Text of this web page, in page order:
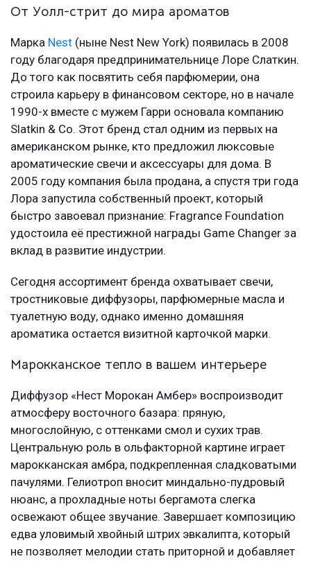
От Уолл-стрит до мира ароматов
Марка Nest (ныне Nest New York) появилась в 2008
году благодаря предпринимательнице Лоре Слаткин.
До того как посвятить себя парфюмерии, она
строила карьеру в финансовом секторе, но в начале
1990-х вместе с мужем Гарри основала компанию
Slatkin & Co. Этот бренд стал одним из первых на
американском рынке, кто предложил люксовые
ароматические свечи и аксессуары для дома. В
2005 году компания была продана, а спустя три года
Лора запустила собственный проект, который
быстро завоевал признание: Fragrance Foundation
удостоила её престижной награды Game Changer за
вклад в развитие индустрии.
Сегодня ассортимент бренда охватывает свечи,
тростниковые диффузоры, парфюмерные масла и
туалетную воду, однако именно домашняя
ароматика остается визитной карточкой марки.
Марокканское тепло в вашем интерьере
Диффузор «Нест Морокан Амбер» воспроизводит
атмосферу восточного базара: пряную,
многослойную, с оттенками смол и сухих трав.
Центральную роль в ольфакторной картине играет
марокканская амбра, подкрепленная сладковатыми
пачулями. Гелиотроп вносит миндально-пудровый
нюанс, а прохладные ноты бергамота слегка
освежают общее звучание. Завершает композицию
едва уловимый хвойный штрих эвкалипта, который
не позволяет мелодии стать приторной и добавляет